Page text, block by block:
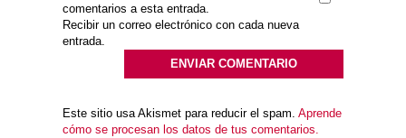
comentarios a esta entrada.
Recibir un correo electrónico con cada nueva
entrada.
Este sitio usa Akismet para reducir el spam. Aprende
cómo se procesan los datos de tus comentarios.